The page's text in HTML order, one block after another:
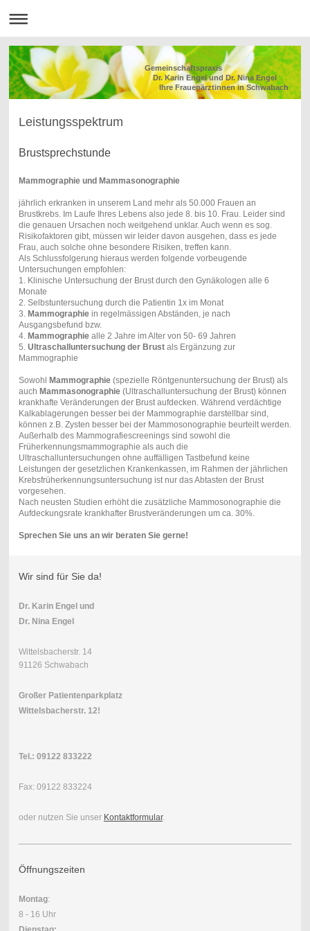
Gemeinschaftspraxis
Dr. Karin Engel und Dr. Nina Engel
Ihre Frauenärztinnen in Schwabach
Leistungsspektrum
Brustsprechstunde
Mammographie und Mammasonographie
jährlich erkranken in unserem Land mehr als 50.000 Frauen an
Brustkrebs. Im Laufe Ihres Lebens also jede 8. bis 10. Frau. Leider sind
die genauen Ursachen noch weitgehend unklar. Auch wenn es sog.
Risikofaktoren gibt, müssen wir leider davon ausgehen, dass es jede
Frau, auch solche ohne besondere Risiken, treffen kann.
Als Schlussfolgerung hieraus werden folgende vorbeugende
Untersuchungen empfohlen:
1. Klinische Untersuchung der Brust durch den Gynäkologen alle 6
Monate
2. Selbstuntersuchung durch die Patientin 1x im Monat
3. Mammographiein regelmässigen Abständen, je nach
Ausgangsbefund bzw.
4. Mammographiealle 2 Jahre im Alter von 50- 69 Jahren
5. Ultraschalluntersuchung der Brustals Ergänzung zur
Mammographie
Sowohl Mammographie(spezielle Röntgenuntersuchung der Brust) als
auch Mammasonographie(Ultraschalluntersuchung der Brust) können
krankhafte Veränderungen der Brust aufdecken. Während verdächtige
Kalkablagerungen besser bei der Mammographie darstellbar sind,
können z.B. Zysten besser bei der Mammosonographie beurteilt werden.
Außerhalb des Mammografiescreenings sind sowohl die
Früherkennungsmammographie als auch die
Ultraschalluntersuchungen ohne auffälligen Tastbefund keine
Leistungen der gesetzlichen Krankenkassen, im Rahmen der jährlichen
Krebsfrüherkennungsuntersuchung ist nur das Abtasten der Brust
vorgesehen.
Nach neusten Studien erhöht die zusätzliche Mammosonographie die
Aufdeckungsrate krankhafter Brustveränderungen um ca. 30%.
Sprechen Sie uns an wir beraten Sie gerne!
Wir sind für Sie da!
Dr. Karin Engel und
Dr. Nina Engel
Wittelsbacherstr. 14
91126 Schwabach
Großer Patientenparkplatz
Wittelsbacherstr. 12!
Tel.: 09122 833222
Fax: 09122 833224
oder nutzen Sie unser Kontaktformular.
Öffnungszeiten
Montag:
8 - 16 Uhr